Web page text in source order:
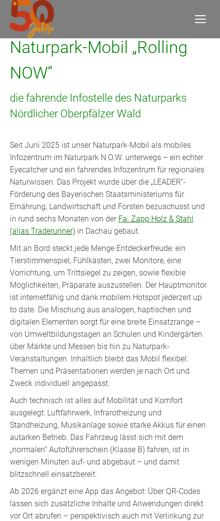
Naturpark-Mobil „Rolling
NOW“
die fahrende Infostelle des Naturparks
Nördlicher Oberpfälzer Wald
Seit Juni 2025 ist unser Naturpark-Mobil als mobiles
Infozentrum im Naturpark N.O.W. unterwegs – ein echter
Eyecatcher und ein fahrendes Infozentrum für regionales
Naturwissen. Das Projekt wurde über die „LEADER“-
Förderung des Bayerischen Staatsministeriums für
Ernährung, Landwirtschaft und Forsten bezuschusst und
in rund sechs Monaten von der Fa. Zapp Holz & Stahl
(alias Traderunner) in Dachau gebaut.
Mit an Bord steckt jede Menge Entdeckerfreude: ein
Tierstimmenspiel, Fühlkästen, zwei Monitore, eine
Vorrichtung, um Trittsiegel zu zeigen, sowie flexible
Möglichkeiten, Präparate auszustellen. Der Hauptmonitor
ist internetfähig und dank mobilem Hotspot jederzeit up
to date. Die Mischung aus analogen, haptischen und
digitalen Elementen sorgt für eine breite Einsatzrange –
von Umweltbildungstagen an Schulen und Kindergärten
über Märkte und Messen bis hin zu Naturpark-
Veranstaltungen. Inhaltlich bleibt das Mobil flexibel:
Themen und Präsentationen werden je nach Ort und
Zweck individuell angepasst.
Auch technisch ist alles auf Mobilität und Komfort
ausgelegt: Luftfahrwerk, Infrarotheizung und
Standheizung, Musikanlage sowie starke Akkus für einen
autarken Betrieb. Das Fahrzeug lässt sich mit dem
„normalen“ Autoführerschein (Klasse B) fahren, ist in
wenigen Minuten auf- und abgebaut – und damit
blitzschnell einsatzbereit.
Ab 2026 ergänzt eine App das Angebot: Über QR-Codes
lassen sich zusätzliche Inhalte und Anwendungen direkt
vor Ort abrufen – perspektivisch auch mit Verlinkung zur